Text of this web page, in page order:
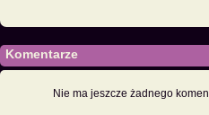
Komentarze
Nie ma jeszcze żadnego